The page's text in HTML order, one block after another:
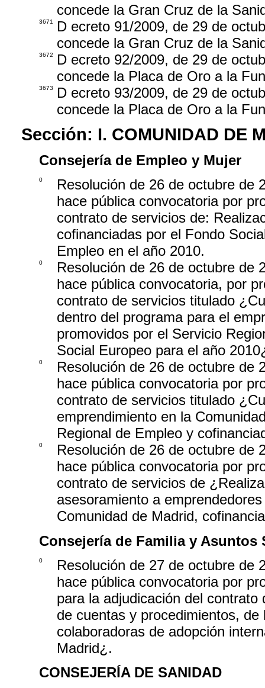
concede la Gran Cruz de la
3671
D ecreto 91/2009, de 29 de
concede la Gran Cruz de la
3672
D ecreto 92/2009, de 29 de
concede la Placa de Oro a la
3673
D ecreto 93/2009, de 29 de
concede la Placa de Oro a la
Sección: I. COMUNIDAD DE
Consejería de Empleo y Mujer
0
Resolución de 26 de octubre de
hace pública convocatoria por
contrato de servicios de:
cofinanciadas por el Fondo
Empleo en el año 2010.
0
Resolución de 26 de octubre de
hace pública convocatoria, por
contrato de servicios titulado
dentro del programa para el
promovidos por el Servicio
Social Europeo para el año
0
Resolución de 26 de octubre de
hace pública convocatoria por
contrato de servicios titulado
emprendimiento en la
Regional de Empleo y
0
Resolución de 26 de octubre de
hace pública convocatoria por
contrato de servicios de
asesoramiento a
Comunidad de Madrid,
Consejería de Familia y Asuntos
0
Resolución de 27 de octubre de
hace pública convocatoria por
para la adjudicación del
de cuentas y procedimientos,
colaboradoras de adopción
Madrid¿.
CONSEJERÍA DE SANIDAD